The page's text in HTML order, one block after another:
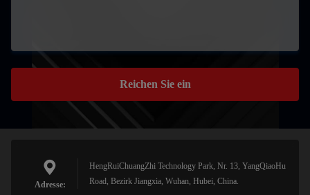
Reichen Sie ein
Adresse:
HengRuiChuangZhi Technology Park, Nr. 13, YangQiaoHu
Road, Bezirk Jiangxia, Wuhan, Hubei, China.